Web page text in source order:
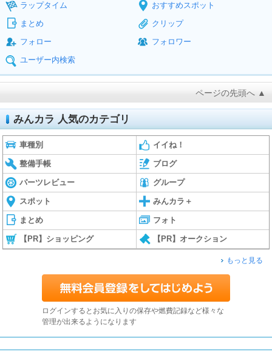
ラップタイム
おすすめスポット
まとめ
クリップ
フォロー
フォロワー
ユーザー内検索
ページの先頭へ ▲
みんカラ 人気のカテゴリ
車種別 イイね！
整備手帳 ブログ
パーツレビュー グループ
スポット みんカラ＋
まとめ フォト
【PR】ショッピング 【PR】オークション
もっと見る
ログインするとお気に入りの保存や燃費記録など様々な
管理が出来るようになります